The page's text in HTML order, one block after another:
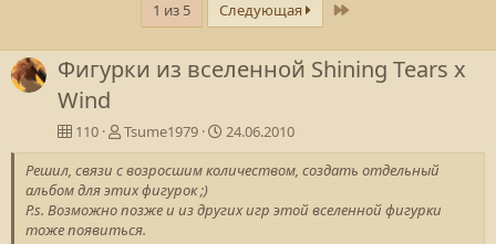
1 из 5 Следующая Последний
Фигурки из вселенной Shining Tears x
Wind
110 Tsume1979
24.06.2010
Решил, связи с возросшим количеством, создать отдельный
альбом для этих фигурок ;)
P.s. Возможно позже и из других игр этой вселенной фигурки
тоже появиться.